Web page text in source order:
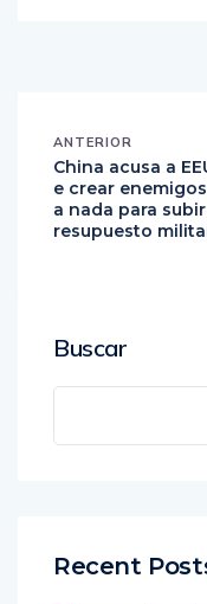
ANTERIOR
China acusa a
e crear
a nada para
resupuesto
Buscar
Recent